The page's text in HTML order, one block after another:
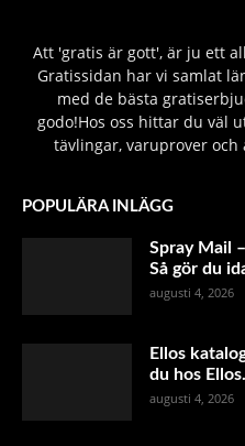
Att 'gratis är gott', är ju ett
Gratissidan har vi samlat
med de bästa
godo!Hos oss hittar du väl
tävlingar, varuprover
POPULÄRA INLÄGG
Spray Mail
Så gör du
augusti 4, 2026
Ellos
du hos
augusti 4, 2026